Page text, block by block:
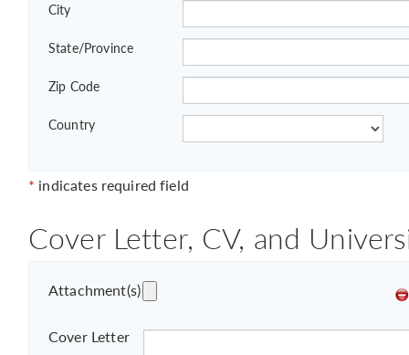
City
State/Province
Zip Code
Country
* indicates required field
Cover Letter, CV, and
Attachment(s)
Cover Letter